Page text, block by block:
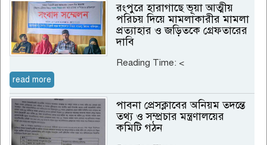
রংপুরে হারাগাছে ভূয়া আত্মীয়
পরিচয় দিয়ে মামলাকারীর মামলা
প্রত্যাহার ও জড়িতকে গ্রেফতারের
দাবি
Reading Time: <
read more
পাবনা প্রেসক্লাবের অনিয়ম তদন্তে
তথ্য ও সম্প্রচার মন্ত্রণালয়ের
কমিটি গঠন